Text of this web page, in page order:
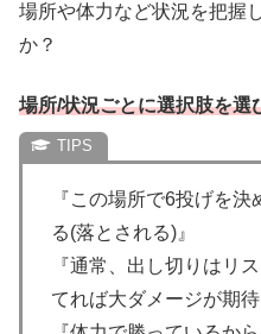
場所や体力など状況を把握
か？
場所/状況ごとに選択肢を選
『この場所で6投げを
る(落とされる)』
『通常、出し切りはリ
てれば大ダメージが期待